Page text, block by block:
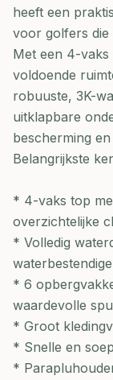
heeft een
voor golfers
Met een 4-
voldoende
robuuste, 3K-
uitklapbare
bescherming
Belangrijkste
* 4-vaks top
overzichtelijke
* Volledig
* 6
waardevolle
* Groot
* Snelle en
*